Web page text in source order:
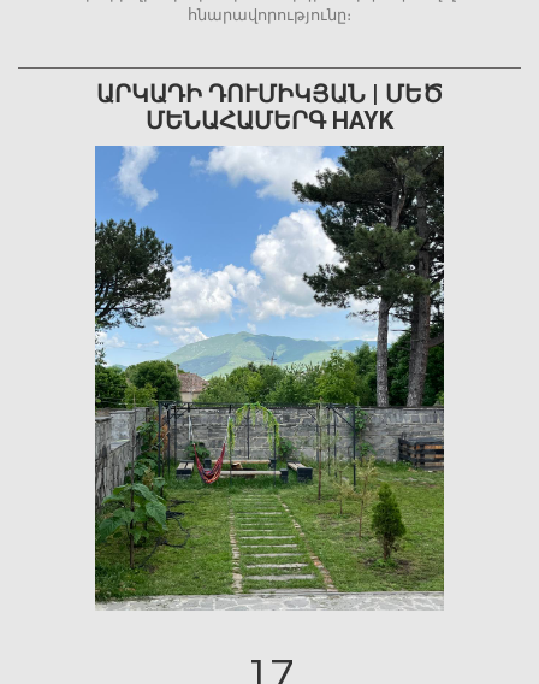
հնարավորությունը։
ԱՐԿԱԴԻ ԴՈՒՄԻԿՅԱՆ | ՄԵԾ
ՄԵՆԱՀԱՄԵՐԳ HAYK
17